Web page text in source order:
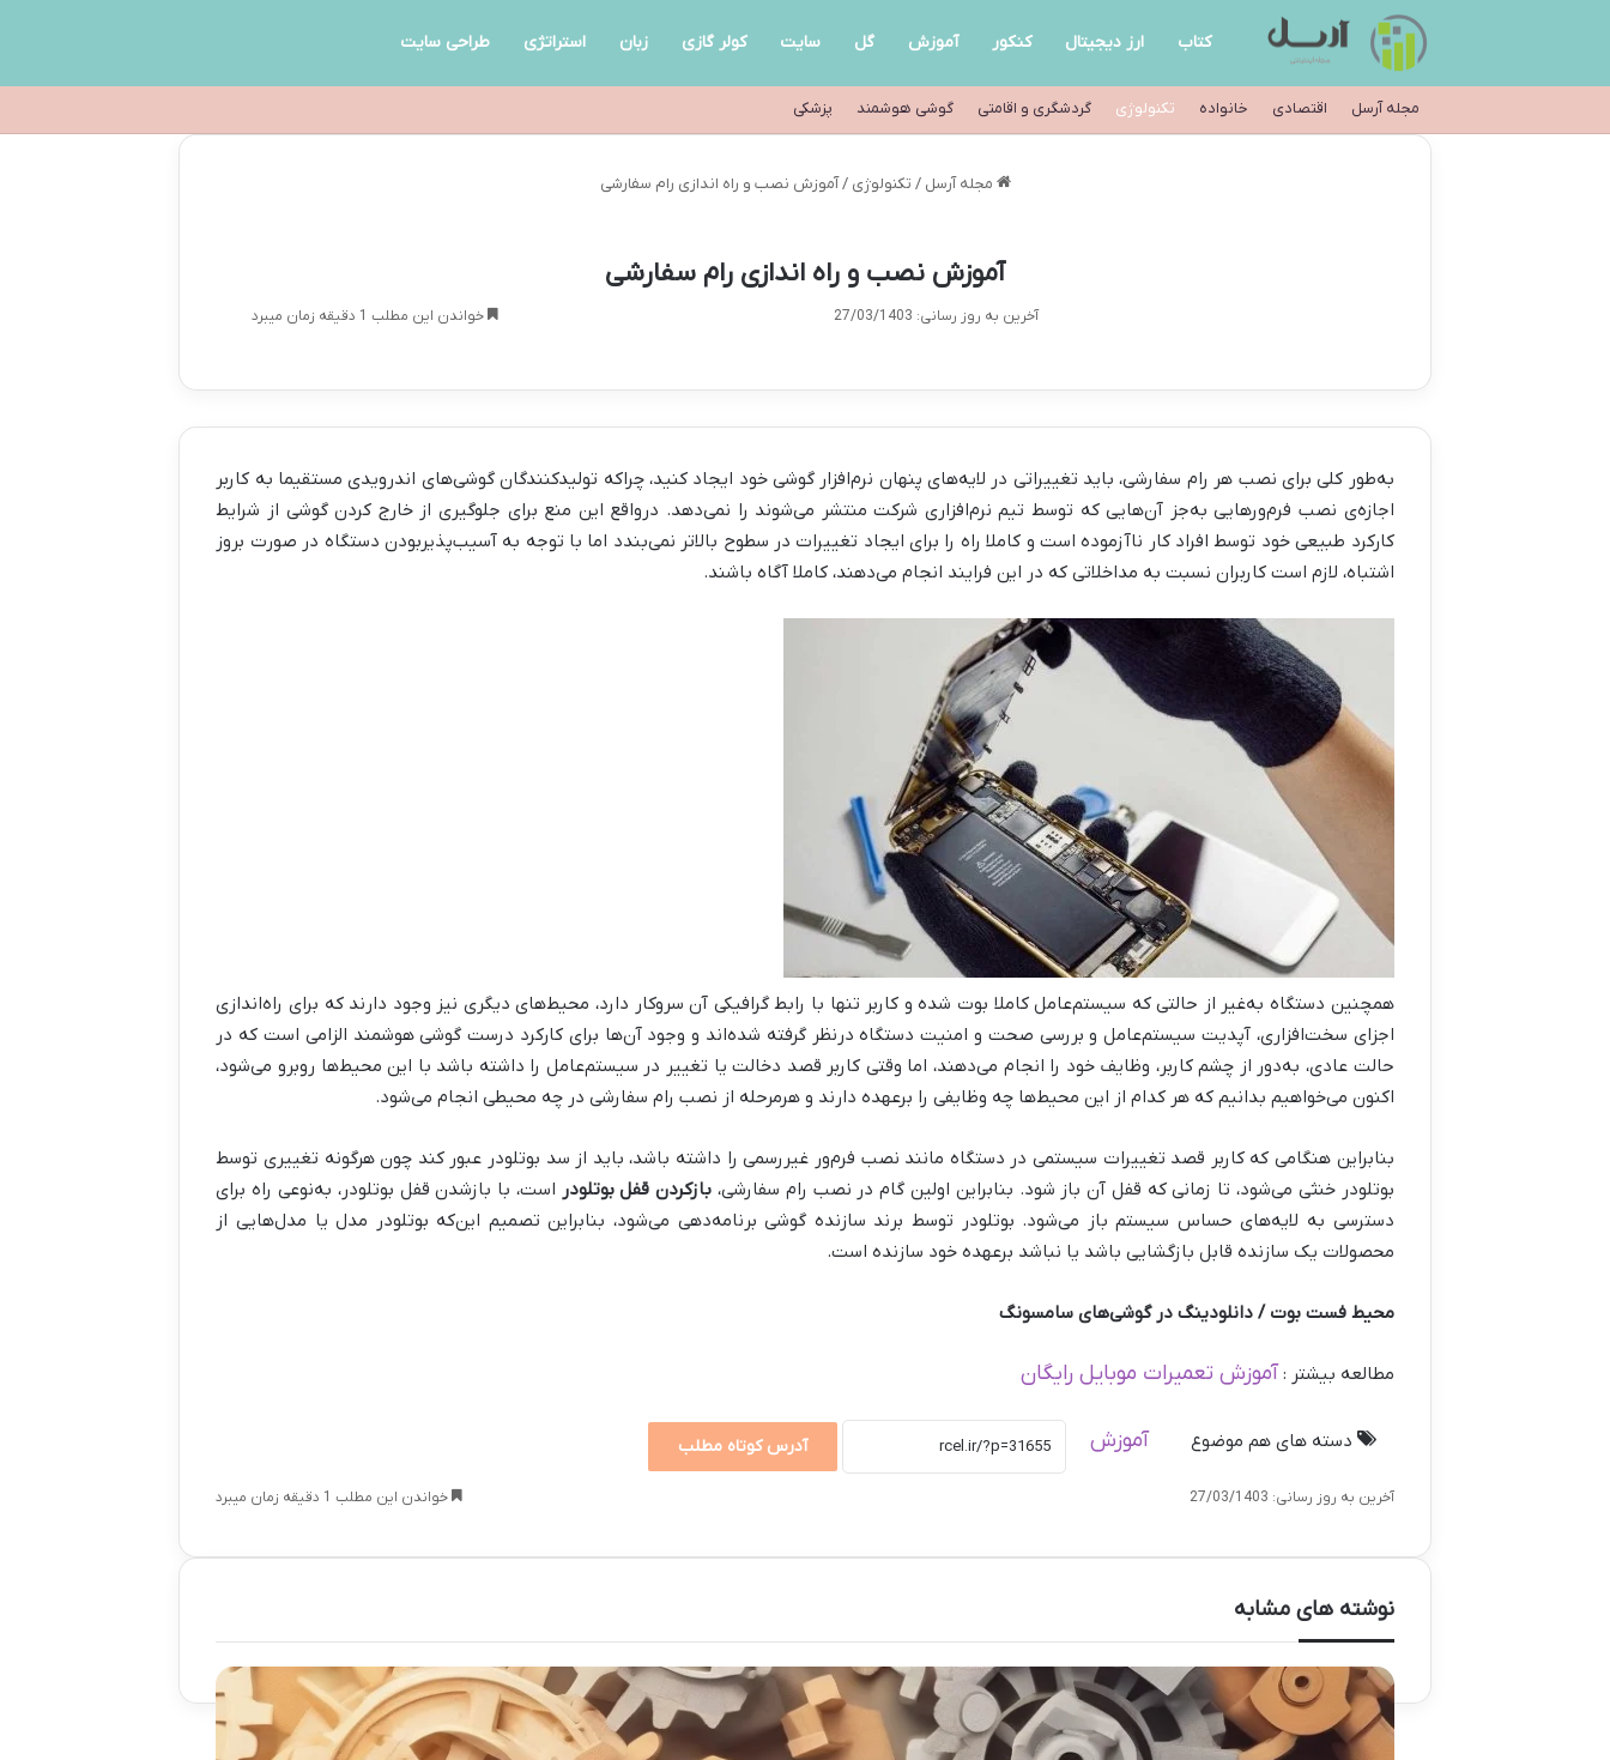
کتاب ارز دیجیتال کنکور آموزش گل سایت کولر گازی زبان استراتژی طراحی سایت
مجله آرسل اقتصادی خانواده تکنولوژی گردشگری و اقامتی گوشی هوشمند پزشکی
مجله آرسل / تکنولوژی / آموزش نصب و راه اندازی رام سفارشی
آموزش نصب و راه اندازی رام سفارشی
آخرین به روز رسانی: 27/03/1403 خواندن این مطلب 1 دقیقه زمان میبرد
به‌طور کلی برای نصب هر رام سفارشی، باید تغییراتی در لایه‌های پنهان نرم‌افزار گوشی خود ایجاد کنید، چراکه تولیدکنندگان گوشی‌های اندرویدی مستقیما به کاربر
اجازه‌ی نصب فرم‌ورهایی به‌جز آن‌هایی که توسط تیم نرم‌افزاری شرکت منتشر می‌شوند را نمی‌دهد. درواقع این منع برای جلوگیری از خارج کردن گوشی از شرایط
کارکرد طبیعی خود توسط افراد کار ناآزموده است و کاملا راه را برای ایجاد تغییرات در سطوح بالاتر نمی‌بندد اما با توجه به آسیب‌پذیربودن دستگاه در صورت بروز
اشتباه، لازم است کاربران نسبت به مداخلاتی که در این فرایند انجام می‌دهند، کاملا آگاه باشند.
همچنین دستگاه به‌غیر از حالتی که سیستم‌عامل کاملا بوت شده و کاربر تنها با رابط گرافیکی آن سروکار دارد، محیط‌های دیگری نیز وجود دارند که برای راه‌اندازی
اجزای سخت‌افزاری، آپدیت سیستم‌عامل و بررسی صحت و امنیت دستگاه درنظر گرفته شده‌اند و وجود آن‌ها برای کارکرد درست گوشی هوشمند الزامی است که در
حالت عادی،‌ به‌دور از چشم کاربر، وظایف خود را انجام می‌دهند، اما وقتی کاربر قصد دخالت یا تغییر در سیستم‌عامل را داشته باشد با این محیط‌ها روبرو می‌شود،
اکنون می‌خواهیم بدانیم که هر کدام از این محیط‌ها چه وظایفی را برعهده دارند و هرمرحله از نصب رام سفارشی در چه محیطی انجام می‌شود.
بنابراین هنگامی که کاربر قصد تغییرات سیستمی در دستگاه مانند نصب فرم‌ور غیررسمی را داشته باشد،‌ باید از سد بوتلودر عبور کند چون هرگونه تغییری توسط
بوتلودر خنثی می‌شود، تا زمانی که قفل آن باز شود. بنابراین اولین گام در نصب رام سفارشی، بازکردن قفل بوتلودر است، با بازشدن قفل بوتلودر، به‌نوعی راه برای
دسترسی به لایه‌های حساس سیستم باز می‌شود. بوتلودر توسط برند سازنده گوشی برنامه‌دهی می‌شود،‌ بنابراین تصمیم این‌که بوتلودر مدل یا مدل‌هایی از
محصولات یک سازنده قابل بازگشایی باشد یا نباشد برعهده خود سازنده است.
محیط فست بوت / دانلودینگ در گوشی‌های سامسونگ
مطالعه بیشتر : آموزش تعمیرات موبایل رایگان
دسته های هم موضوع آموزش آدرس کوتاه مطلب
آخرین به روز رسانی: 27/03/1403 خواندن این مطلب 1 دقیقه زمان میبرد
نوشته های مشابه